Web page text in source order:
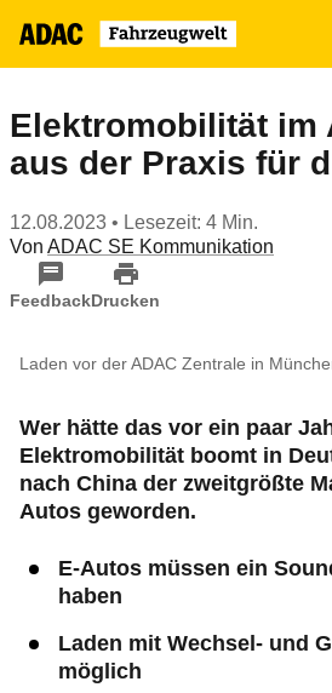
Elektromobilität im
aus der Praxis für
12.08.2023 • Lesezeit: 4 Min.
Von ADAC SE Kommunikation
FeedbackDrucken
Laden vor der ADAC Zentrale in
Wer hätte das vor ein paar
Elektromobilität boomt in
nach China der zweitgrößte
Autos geworden.
E-Autos müssen ein
haben
Laden mit Wechsel- und
möglich